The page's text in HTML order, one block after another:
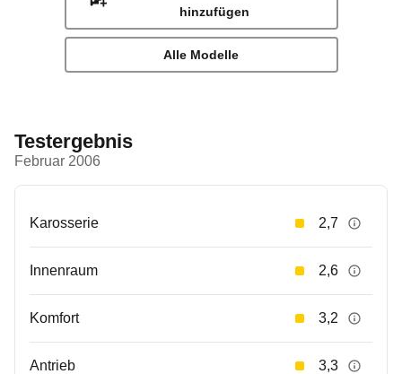
hinzufügen
Alle Modelle
Testergebnis
Februar 2006
Karosserie 2,7
Innenraum 2,6
Komfort 3,2
Antrieb 3,3